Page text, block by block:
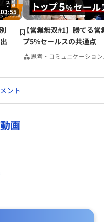
【営業無双#1】勝てる営
プ5%セールスの共通点
思考・コミュニケーション
ント
画